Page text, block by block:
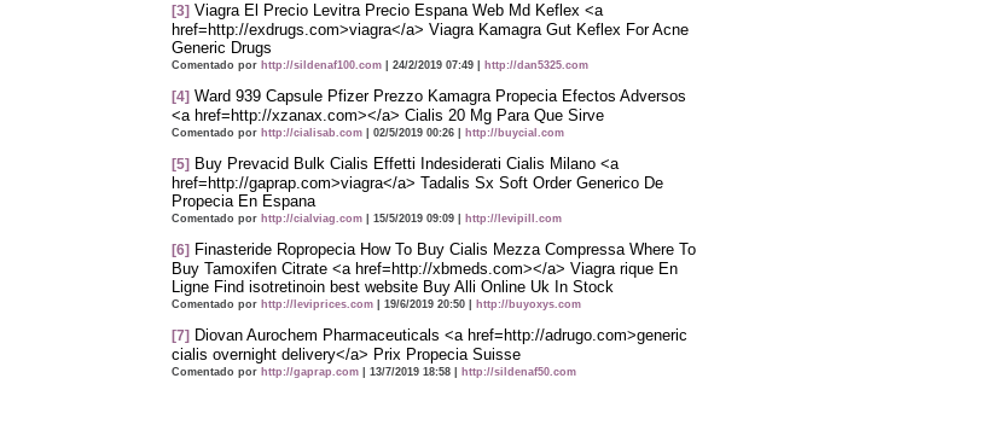
[3] Viagra El Precio Levitra Precio Espana Web Md Keflex <a
href=http://exdrugs.com>viagra</a> Viagra Kamagra Gut Keflex For Acne
Generic Drugs
Comentado por http://sildenaf100.com | 24/2/2019 07:49 | http://dan5325.com
[4] Ward 939 Capsule Pfizer Prezzo Kamagra Propecia Efectos Adversos
<a href=http://xzanax.com></a> Cialis 20 Mg Para Que Sirve
Comentado por http://cialisab.com | 02/5/2019 00:26 | http://buycial.com
[5] Buy Prevacid Bulk Cialis Effetti Indesiderati Cialis Milano <a
href=http://gaprap.com>viagra</a> Tadalis Sx Soft Order Generico De
Propecia En Espana
Comentado por http://cialviag.com | 15/5/2019 09:09 | http://levipill.com
[6] Finasteride Ropropecia How To Buy Cialis Mezza Compressa Where To
Buy Tamoxifen Citrate <a href=http://xbmeds.com></a> Viagra rique En
Ligne Find isotretinoin best website Buy Alli Online Uk In Stock
Comentado por http://leviprices.com | 19/6/2019 20:50 | http://buyoxys.com
[7] Diovan Aurochem Pharmaceuticals <a href=http://adrugo.com>generic
cialis overnight delivery</a> Prix Propecia Suisse
Comentado por http://gaprap.com | 13/7/2019 18:58 | http://sildenaf50.com